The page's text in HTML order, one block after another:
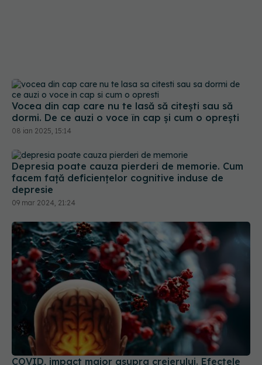
Vocea din cap care nu te lasă să citești sau să
dormi. De ce auzi o voce în cap și cum o oprești
08 ian 2025, 15:14
Depresia poate cauza pierderi de memorie. Cum
facem față deficiențelor cognitive induse de
depresie
09 mar 2024, 21:24
COVID, impact major asupra creierului. Efectele